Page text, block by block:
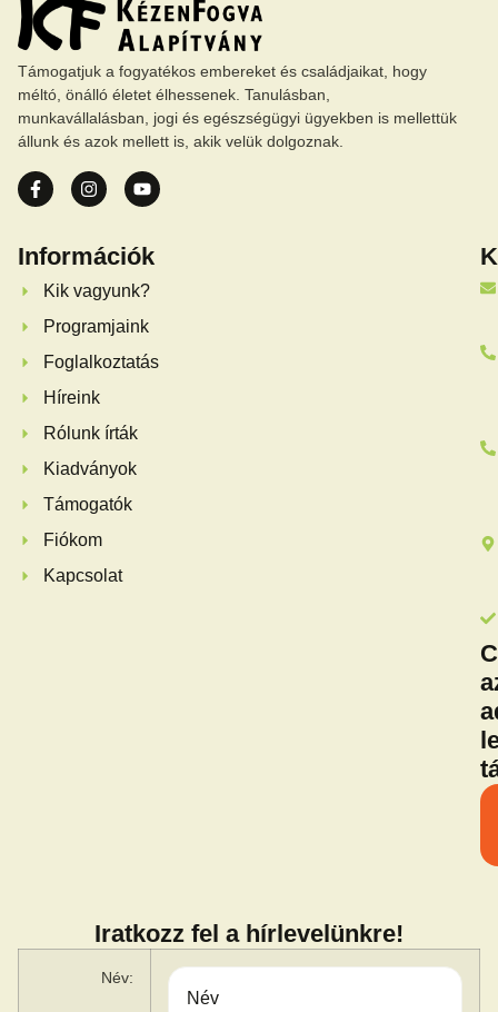
Támogatjuk a fogyatékos embereket és családjaikat, hogy
méltó, önálló életet élhessenek. Tanulásban,
munkavállalásban, jogi és egészségügyi ügyekben is mellettük
állunk és azok mellett is, akik velük dolgoznak.
Információk
Kik vagyunk?
Programjaink
Foglalkoztatás
Híreink
Rólunk írták
Kiadványok
Támogatók
Fiókom
Kapcsolat
Iratkozz fel a hírlevelünkre!
Név: